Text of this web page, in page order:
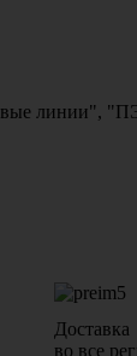
Доставка
во все